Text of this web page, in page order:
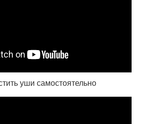
уши самостоятельно